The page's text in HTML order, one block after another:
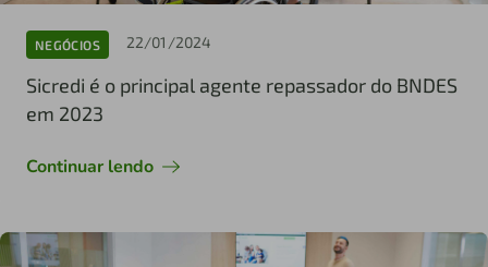
NEGÓCIOS 22/01/2024
Sicredi é o principal agente repassador do BNDES
em 2023
Continuar lendo